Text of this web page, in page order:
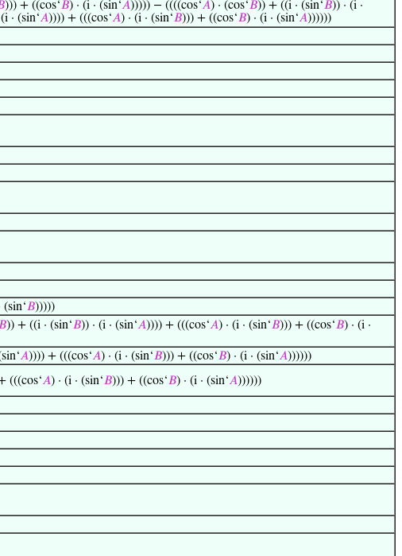
))) + ((cos‘𝐵) · (i · (sin‘𝐴))))) − ((((cos‘𝐴) · (cos‘𝐵)) + ((i · (sin‘𝐵)) · (i ·
· (sin‘𝐴)))) + (((cos‘𝐴) · (i · (sin‘𝐵))) + ((cos‘𝐵) · (i · (sin‘𝐴))))))
(sin‘𝐵)))))
)) + ((i · (sin‘𝐵)) · (i · (sin‘𝐴)))) + (((cos‘𝐴) · (i · (sin‘𝐵))) + ((cos‘𝐵) · (i ·
𝐴)))) + (((cos‘𝐴) · (i · (sin‘𝐵))) + ((cos‘𝐵) · (i · (sin‘𝐴))))))
(((cos‘𝐴) · (i · (sin‘𝐵))) + ((cos‘𝐵) · (i · (sin‘𝐴))))))